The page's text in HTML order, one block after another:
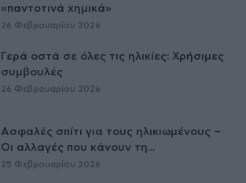
«παντοτινά χημικά»
26 Φεβρουαρίου 2026
Γερά οστά σε όλες τις ηλικίες: Χρήσιμες
συμβουλές
26 Φεβρουαρίου 2026
Ασφαλές σπίτι για τους ηλικιωμένους –
Οι αλλαγές που κάνουν τη...
25 Φεβρουαρίου 2026